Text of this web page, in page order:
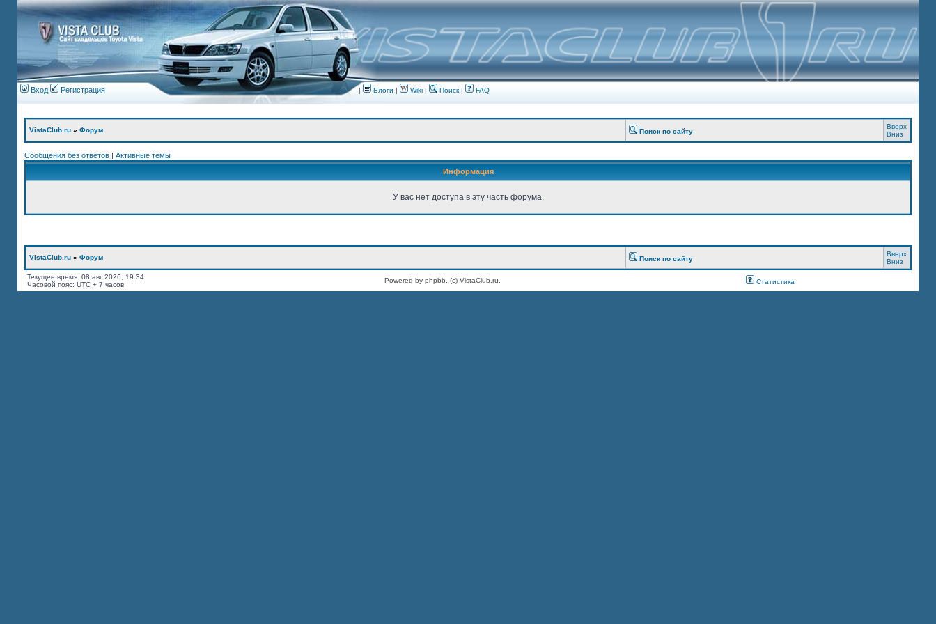
Вход Регистрация | Блоги | Wiki | Поиск| FAQ
VistaClub.ru » Форум Поиск по сайту
Вверх
Вниз
Сообщения без ответов | Активные темы
Информация
У вас нет доступа в эту часть форума.
VistaClub.ru » Форум Поиск по сайту
Вверх
Вниз
Текущее время: 08 авг 2026, 19:34
Часовой пояс: UTC + 7 часов
Powered by phpbb. (c) VistaClub.ru. Статистика